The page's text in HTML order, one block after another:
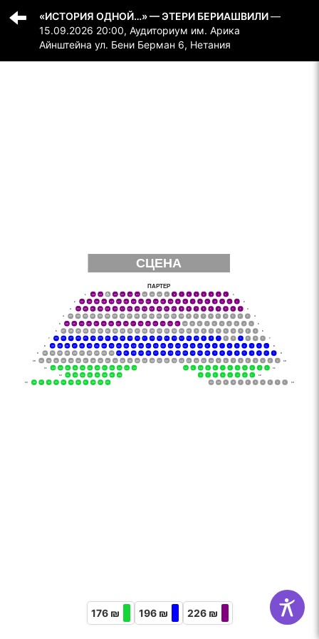
«ИСТОРИЯ ОДНОЙ…» — ЭТЕРИ БЕРИАШВИЛИ—
15.09.2026 20:00, Аудиториум им. Арика
Айнштейна ул. Бени Берман 6, Нетания
СЦЕНА
ПАРТЕР
‌1 19 18 17נ 16 15 14 13 12 11 10 9 8 7 6 5 4 3 2 1 ‌1
‌2 22 21 20 19 18 17 16 15 14 13 12 11 10 9 8 7 6 5 4 3 2 1 ‌2
‌3 23 22 21 20 19 18 17 16 15 14 13 12 11 10 9 8 7 6 5 4 3 2 1 ‌3
‌4 25 24 23 22 21 20 19 18 17 16 15 14 13 12 11 10 9 8 7 6 5 4 3 2 1 ‌4
‌5 26 25 24 23 22 21 20 19 18 17 16 15 14 13 12 11 10 9 8 7 6 5 4 3 2 1 ‌5
‌6 27 26 25 24 23 22 21 20 19 18 17 16 15 14 13 12 11 10 9 8 7 6 5 4 3 2 1 ‌6
‌7 29 28 27 26 25 24 23 22 21 20 19 18 17 16 15 14 13 12 11 10 7 5 2 ‌7
‌8 30 29 28 27 26 25 24 23 22 21 20 19 18 17 16 15 14 13 12 11 10 9 8 7 6 5 4 3 2 1 ‌8
‌9 32 31 30 29 28 27 26 25 24 23 22 21 20 19 18 17 16 15 14 13 12 11 10 9 8 7 6 5 4 3 2 1 ‌9
‌13 38 37 36 35 34 33 32 31 30 29 28 11 10 9 8 7 6 5 4 3 ‌13
2 1
‌11 34 33 32 31 30 29 28 27 26 25 24 23 12 11 10 9 8 7 6 5 4 3 2 ‌11
1
‌10 33 32 31 30 29 28 27 26 25 24 23 22 21 20 19 18 17 16 15 14 13 12 11 10 9 8 7 6 5 4 3 2 1 ‌10
‌12 35 34 33 32 31 30 29 28 8 7 6 5 4 3 2 ‌12
1
176 ₪ 196 ₪ 226 ₪